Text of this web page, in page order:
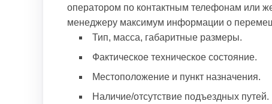
оператором по контактным телефонам или
менеджеру максимум информации о
Тип, масса, габаритные размеры.
Фактическое техническое состояние.
Местоположение и пункт назначения.
Наличие/отсутствие подъездных путей.